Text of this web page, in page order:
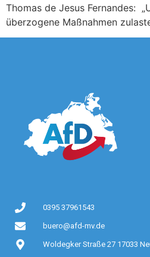
Thomas de Jesus Fernandes:
überzogene Maßnahmen
0395 37961543
buero@afd-mv.de
Woldegker Straße 27 17033